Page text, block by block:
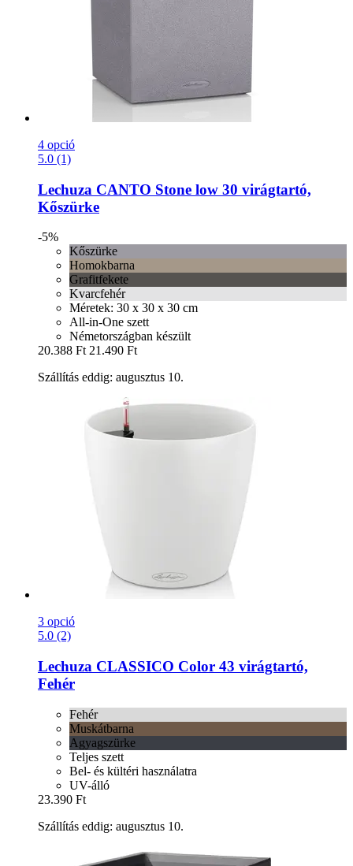
4 opció
5.0 (1)
Lechuza CANTO Stone low 30 virágtartó,
Kőszürke
-5%
Kőszürke
Homokbarna
Grafitfekete
Kvarcfehér
Méretek: 30 x 30 x 30 cm
All-in-One szett
Németországban készült
20.388 Ft 21.490 Ft
Szállítás eddig: augusztus 10.
3 opció
5.0 (2)
Lechuza CLASSICO Color 43 virágtartó,
Fehér
Fehér
Muskátbarna
Agyagszürke
Teljes szett
Bel- és kültéri használatra
UV-álló
23.390 Ft
Szállítás eddig: augusztus 10.